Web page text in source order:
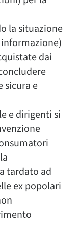
la situazione
dai
sicura e
e dirigenti si
tardato ad
ex popolari